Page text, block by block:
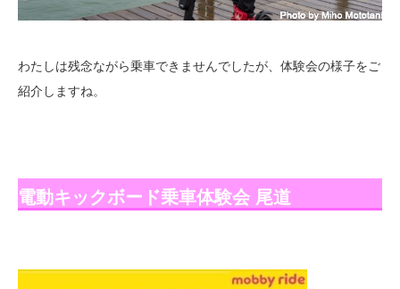
わたしは残念ながら乗車できませんでしたが、体験会の様子をご
紹介しますね。
電動キックボード乗車体験会 尾道